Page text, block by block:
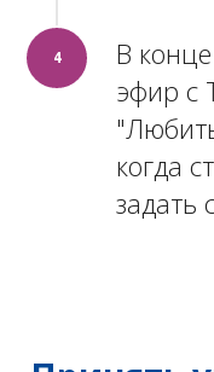
4
В
эфир с
когда
задать